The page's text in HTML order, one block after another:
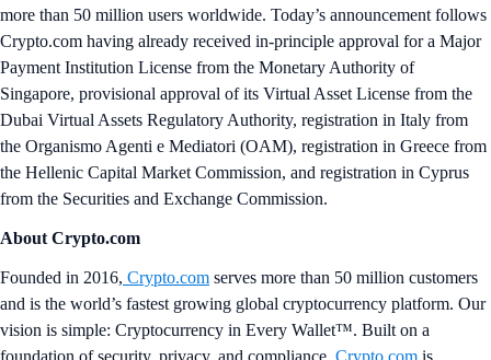
more than 50 million users worldwide. Today’s announcement follows
Crypto.com having already received in-principle approval for a Major
Payment Institution License from the Monetary Authority of
Singapore, provisional approval of its Virtual Asset License from the
Dubai Virtual Assets Regulatory Authority, registration in Italy from
the Organismo Agenti e Mediatori (OAM), registration in Greece from
the Hellenic Capital Market Commission, and registration in Cyprus
from the Securities and Exchange Commission.
About Crypto.com
Founded in 2016, Crypto.com serves more than 50 million customers
and is the world’s fastest growing global cryptocurrency platform. Our
vision is simple: Cryptocurrency in Every Wallet™. Built on a